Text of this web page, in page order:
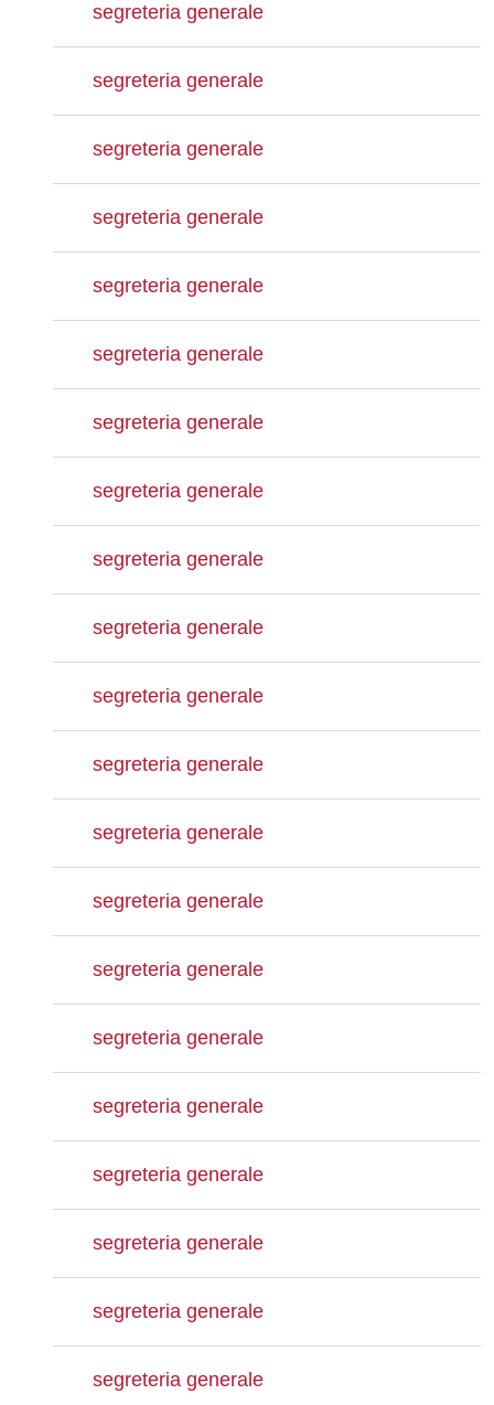
segreteria generale
segreteria generale
segreteria generale
segreteria generale
segreteria generale
segreteria generale
segreteria generale
segreteria generale
segreteria generale
segreteria generale
segreteria generale
segreteria generale
segreteria generale
segreteria generale
segreteria generale
segreteria generale
segreteria generale
segreteria generale
segreteria generale
segreteria generale
segreteria generale